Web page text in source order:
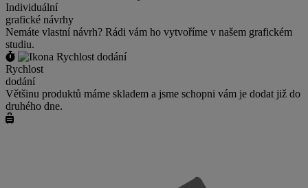
Individuální
grafické návrhy
Nemáte vlastní návrh? Rádi vám ho vytvoříme v našem grafickém
studiu.
Rychlost
dodání
Většinu produktů máme skladem a jsme schopni vám je dodat již do
druhého dne.